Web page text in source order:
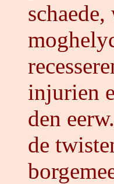
injurien
den
de